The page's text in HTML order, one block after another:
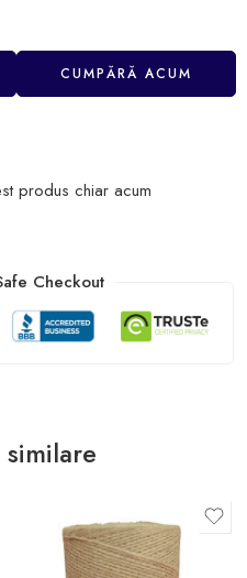
CUMPĂRĂ ACUM
produs chiar acum
Checkout
similare